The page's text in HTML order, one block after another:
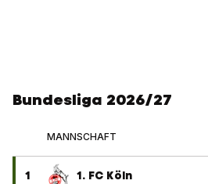
Bundesliga 2026/27
MANNSCHAFT
1 1. FC Köln